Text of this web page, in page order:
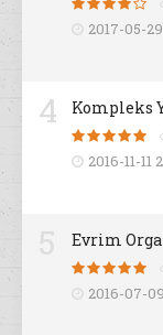
2017-05-
4 Kompleks
2016-11-11
Evrim
2016-07-